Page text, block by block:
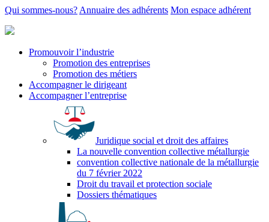
Qui sommes-nous? Annuaire des adhérents Mon espace adhérent
Promouvoir l’industrie
Promotion des entreprises
Promotion des métiers
Accompagner le dirigeant
Accompagner l’entreprise
Juridique social et droit des affaires
La nouvelle convention collective métallurgie
convention collective nationale de la métallurgie
du 7 février 2022
Droit du travail et protection sociale
Dossiers thématiques